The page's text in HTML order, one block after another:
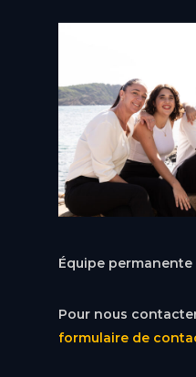
Équipe permanente
Pour nous
formulaire de